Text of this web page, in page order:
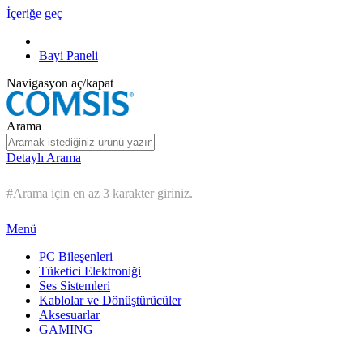
İçeriğe geç
Bayi Paneli
Navigasyon aç/kapat
Arama
Detaylı Arama
#Arama için en az 3 karakter giriniz.
Menü
PC Bileşenleri
Tüketici Elektroniği
Ses Sistemleri
Kablolar ve Dönüştürücüler
Aksesuarlar
GAMING